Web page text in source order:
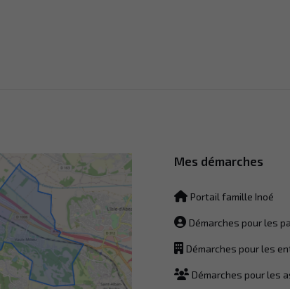
Mes démarches
Portail famille Inoé
Démarches pour les
Démarches pour les
Démarches pour les